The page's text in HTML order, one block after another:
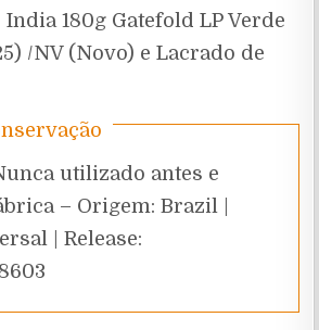
utilizado antes e
– Origem: Brazil |
| Release: